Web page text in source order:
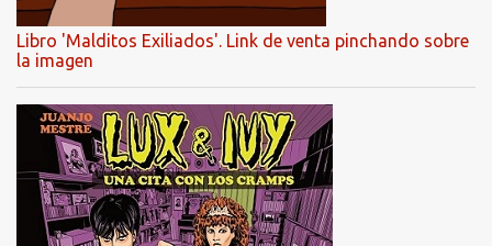
Libro 'Malditos Exiliados'. Link de venta pinchando sobre
la imagen